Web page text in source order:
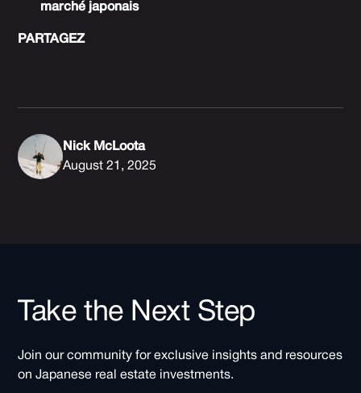
marché japonais
PARTAGEZ
Nick McLoota
August 21, 2025
Take the Next Step
Join our community for exclusive insights and resources
on Japanese real estate investments.